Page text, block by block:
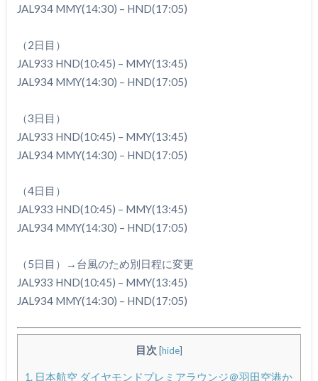
JAL934 MMY(14:30) – HND(17:05)
（2日目）
JAL933 HND(10:45) – MMY(13:45)
JAL934 MMY(14:30) – HND(17:05)
（3日目）
JAL933 HND(10:45) – MMY(13:45)
JAL934 MMY(14:30) – HND(17:05)
（4日目）
JAL933 HND(10:45) – MMY(13:45)
JAL934 MMY(14:30) – HND(17:05)
（5日目）→台風のため別日程に変更
JAL933 HND(10:45) – MMY(13:45)
JAL934 MMY(14:30) – HND(17:05)
目次 [hide]
1.日本航空 ダイヤモンドプレミアラウンジ＠羽田空港か